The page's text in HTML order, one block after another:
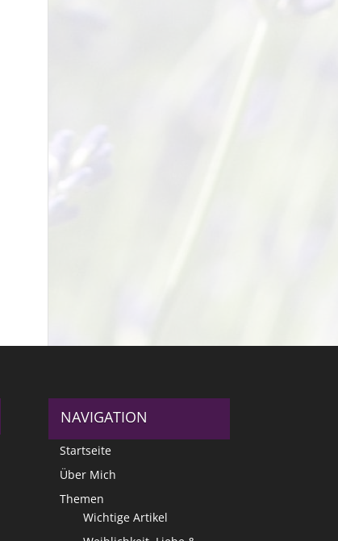
NAVIGATION
Startseite
Über Mich
Themen
Wichtige Artikel